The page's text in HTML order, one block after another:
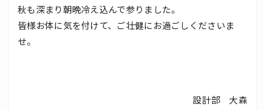
秋も深まり朝晩冷え込んで参りました。
皆様お体に気を付けて、ご壮健にお過ごしくださいま
せ。
設計部 大森